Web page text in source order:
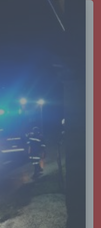
Form der
oder die Verknüpfung,
oder die
Verarbeitung